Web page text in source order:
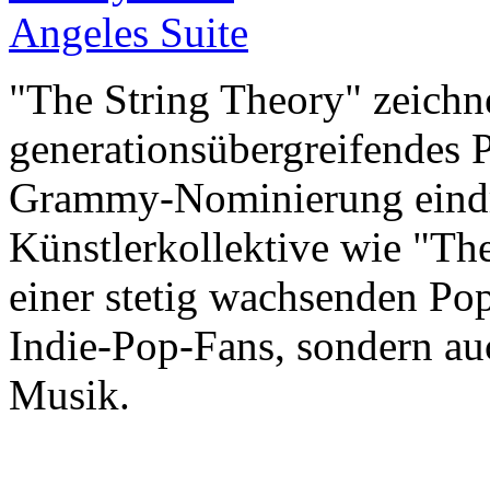
"The String Theory"
Grammy-Nominierung
Künstlerkollektive wie
einer stetig wachsenden
Indie-Pop-Fans, sondern
Musik.